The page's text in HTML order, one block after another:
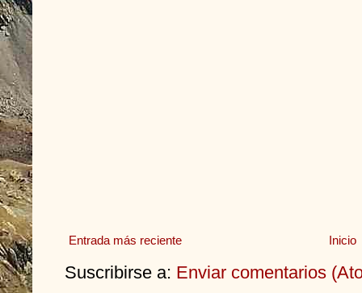
Entrada más reciente Inicio
Suscribirse a: Enviar comentarios